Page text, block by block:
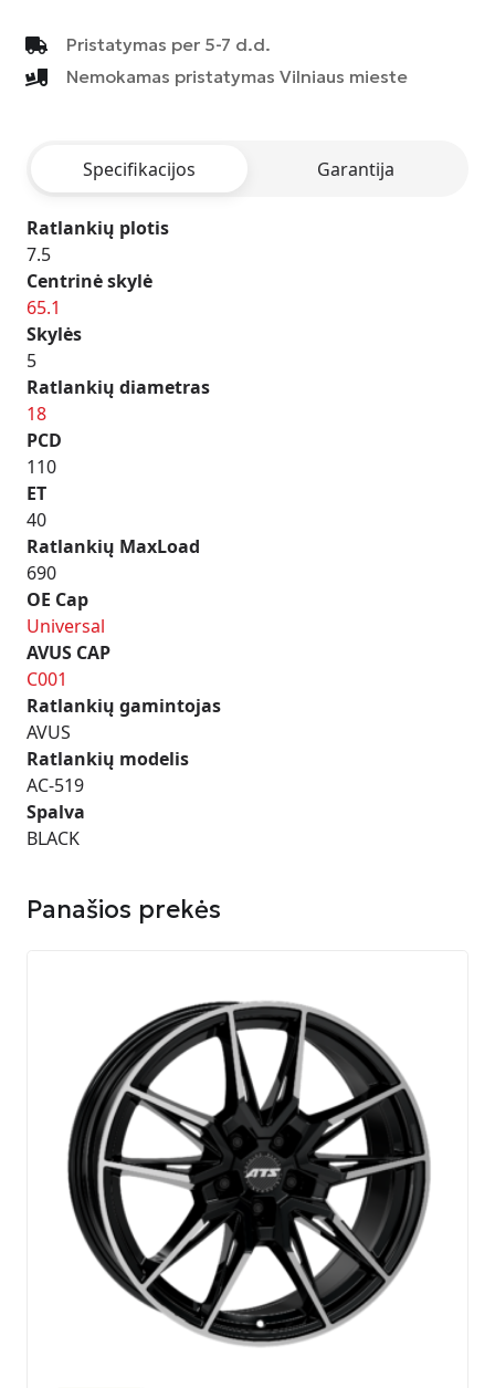
-
AC-
519
Pristatymas per 5-7 d.d.
Nemokamas pristatymas Vilniaus mieste
Specifikacijos Garantija
Ratlankių plotis
7.5
Centrinė skylė
65.1
Skylės
5
Ratlankių diametras
18
PCD
110
ET
40
Ratlankių MaxLoad
690
OE Cap
Universal
AVUS CAP
C001
Ratlankių gamintojas
AVUS
Ratlankių modelis
AC-519
Spalva
BLACK
Panašios prekės